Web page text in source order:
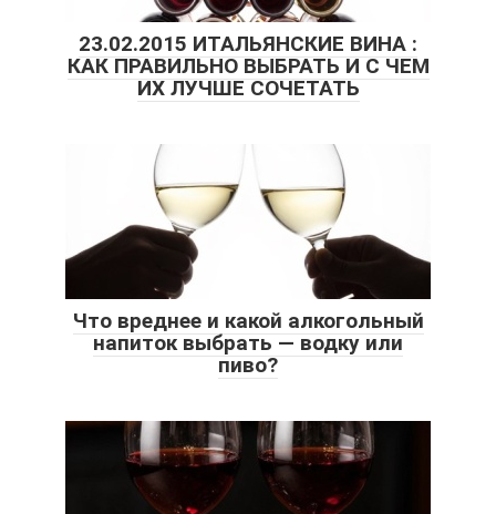
23.02.2015 ИТАЛЬЯНСКИЕ ВИНА :
КАК ПРАВИЛЬНО ВЫБРАТЬ И С ЧЕМ
ИХ ЛУЧШЕ СОЧЕТАТЬ
Что вреднее и какой алкогольный
напиток выбрать — водку или
пиво?